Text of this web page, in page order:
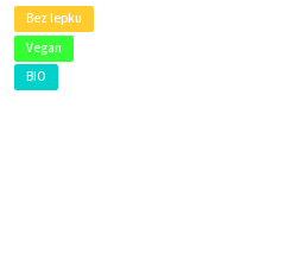
Bez lepku
Vegan
BIO